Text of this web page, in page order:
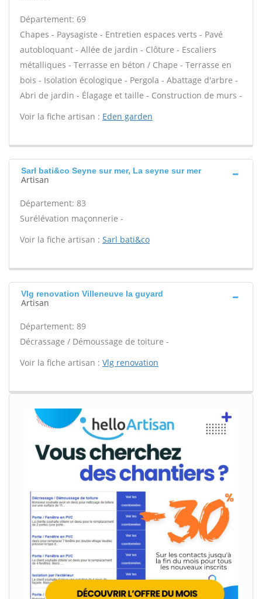
Département: 69
Chapes - Paysagiste - Entretien espaces verts - Pavé
autobloquant - Allée de jardin - Clôture - Escaliers
métalliques - Terrasse en béton / Chape - Terrasse en
bois - Isolation écologique - Pergola - Abattage d'arbre -
Abri de jardin - Élagage et taille - Construction de murs -
Voir la fiche artisan : Eden garden
Sarl bati&co Seyne sur mer, La seyne sur mer
Artisan
Département: 83
Surélévation maçonnerie -
Voir la fiche artisan : Sarl bati&co
Vlg renovation Villeneuve la guyard
Artisan
Département: 89
Décrassage / Démoussage de toiture -
Voir la fiche artisan : Vlg renovation